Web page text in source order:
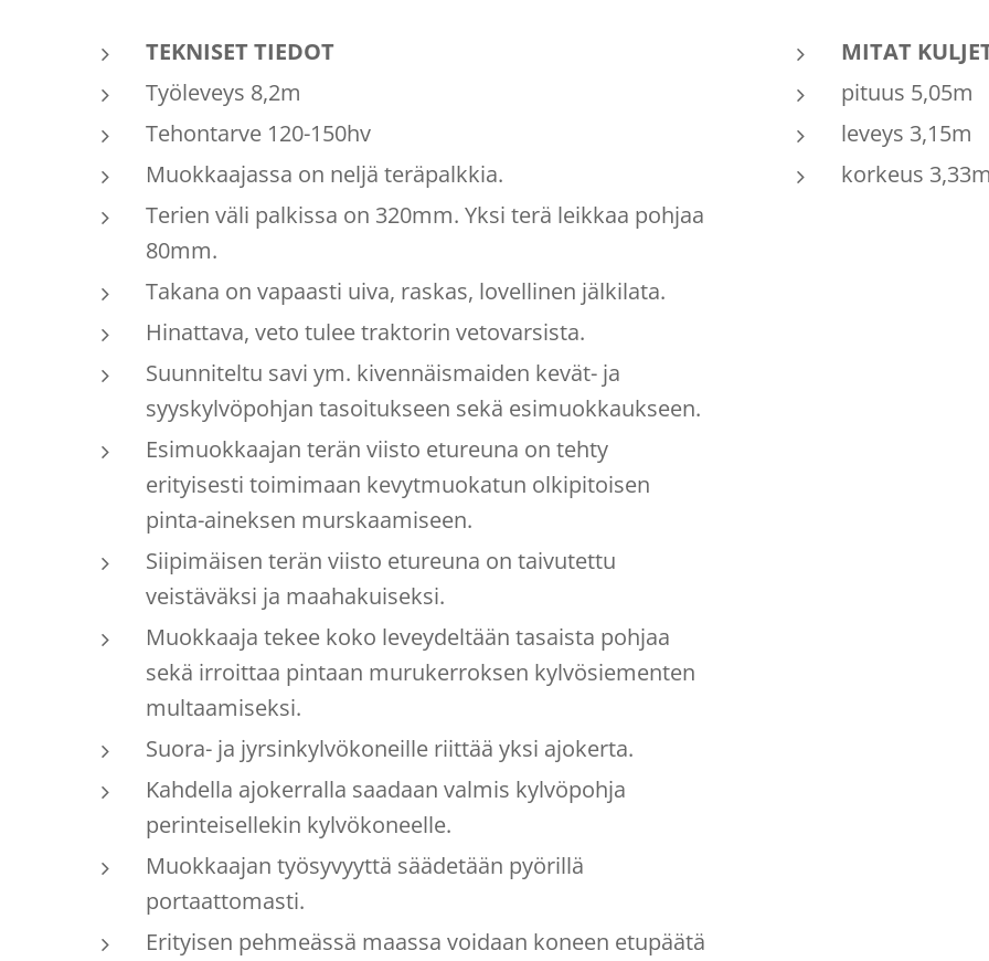
TEKNISET TIEDOT
Työleveys 8,2m
Tehontarve 120-150hv
Muokkaajassa on neljä teräpalkkia.
Terien väli palkissa on 320mm. Yksi terä leikkaa pohjaa
80mm.
Takana on vapaasti uiva, raskas, lovellinen jälkilata.
Hinattava, veto tulee traktorin vetovarsista.
Suunniteltu savi ym. kivennäismaiden kevät- ja
syyskylvöpohjan tasoitukseen sekä esimuokkaukseen.
Esimuokkaajan terän viisto etureuna on tehty
erityisesti toimimaan kevytmuokatun olkipitoisen
pinta-aineksen murskaamiseen.
Siipimäisen terän viisto etureuna on taivutettu
veistäväksi ja maahakuiseksi.
Muokkaaja tekee koko leveydeltään tasaista pohjaa
sekä irroittaa pintaan murukerroksen kylvösiementen
multaamiseksi.
Suora- ja jyrsinkylvökoneille riittää yksi ajokerta.
Kahdella ajokerralla saadaan valmis kylvöpohja
perinteisellekin kylvökoneelle.
Muokkaajan työsyvyyttä säädetään pyörillä
portaattomasti.
Erityisen pehmeässä maassa voidaan koneen etupäätä
MITAT
pituus 5,05m
leveys 3,15m
korkeus 3,33m